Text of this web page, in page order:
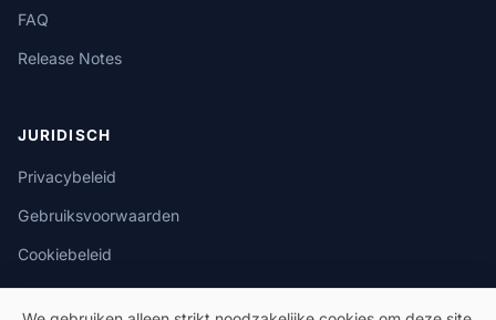
FAQ
Release Notes
JURIDISCH
Privacybeleid
Gebruiksvoorwaarden
Cookiebeleid